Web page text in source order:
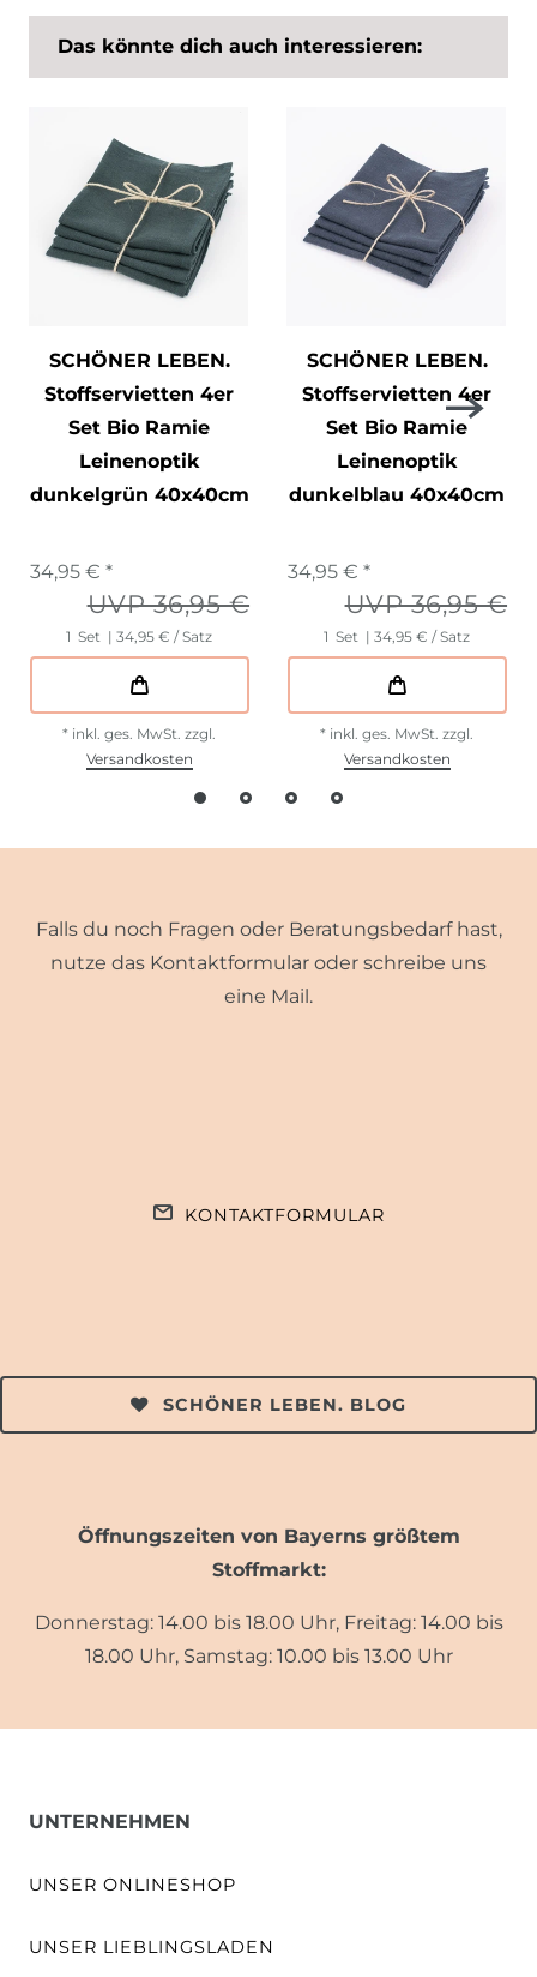
Das könnte dich auch interessieren:
SCHÖNER LEBEN.
Stoffservietten 4er
Set Bio Ramie
Leinenoptik
dunkelgrün 40x40cm
UVP 36,95 €
34,95 € *
1 Set | 34,95 € / Satz
* inkl. ges. MwSt. zzgl.
Versandkosten
SCHÖNER LEBEN.
Stoffservietten 4er
Set Bio Ramie
Leinenoptik
dunkelblau 40x40cm
UVP 36,95 €
34,95 € *
1 Set | 34,95 € / Satz
* inkl. ges. MwSt. zzgl.
Versandkosten
Falls du noch Fragen oder Beratungsbedarf hast,
nutze das Kontaktformular oder schreibe uns
eine Mail.
KONTAKTFORMULAR
SCHÖNER LEBEN. BLOG
Öffnungszeiten von Bayerns größtem
Stoffmarkt:
Donnerstag: 14.00 bis 18.00 Uhr, Freitag: 14.00 bis
18.00 Uhr, Samstag: 10.00 bis 13.00 Uhr
UNTERNEHMEN
UNSER ONLINESHOP
UNSER LIEBLINGSLADEN